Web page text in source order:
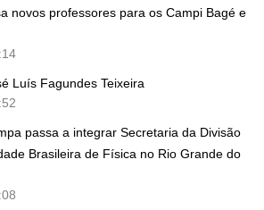
novos professores para os Campi Bagé e
Luís Fagundes Teixeira
passa a integrar Secretaria da Divisão
Brasileira de Física no Rio Grande do